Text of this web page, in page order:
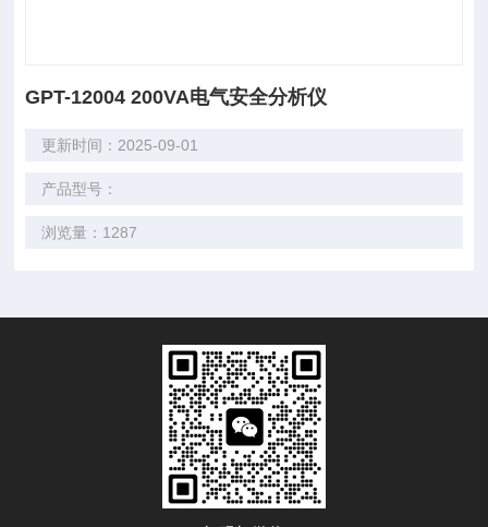
GPT-12004 200VA电气安全分析仪
更新时间：2025-09-01
产品型号：
浏览量：1287